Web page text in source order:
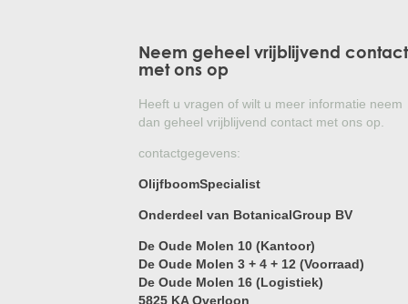
Neem geheel vrijblijvend contact
met ons op
Heeft u vragen of wilt u meer informatie neem
dan geheel vrijblijvend contact met ons op.
contactgegevens:
OlijfboomSpecialist
Onderdeel van BotanicalGroup BV
De Oude Molen 10 (Kantoor)
De Oude Molen 3 + 4 + 12 (Voorraad)
De Oude Molen 16 (Logistiek)
5825 KA Overloon